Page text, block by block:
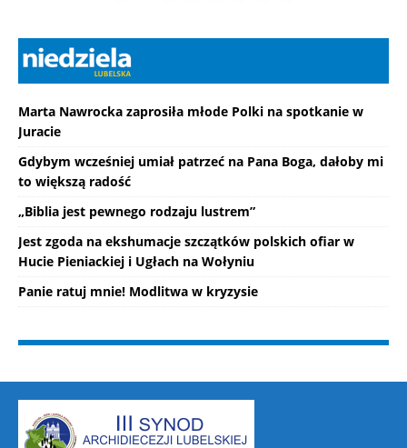
Marta Nawrocka zaprosiła młode Polki na spotkanie w
Juracie
Gdybym wcześniej umiał patrzeć na Pana Boga, dałoby mi
to większą radość
„Biblia jest pewnego rodzaju lustrem”
Jest zgoda na ekshumacje szczątków polskich ofiar w
Hucie Pieniackiej i Ugłach na Wołyniu
Panie ratuj mnie! Modlitwa w kryzysie